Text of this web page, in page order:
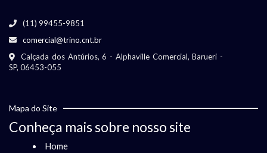
(11) 99455-9851
comercial@trino.cnt.br
Calçada dos Antúrios, 6 - Alphaville Comercial, Barueri -
SP, 06453-055
Mapa do Site
Conheça mais sobre nosso site
Home